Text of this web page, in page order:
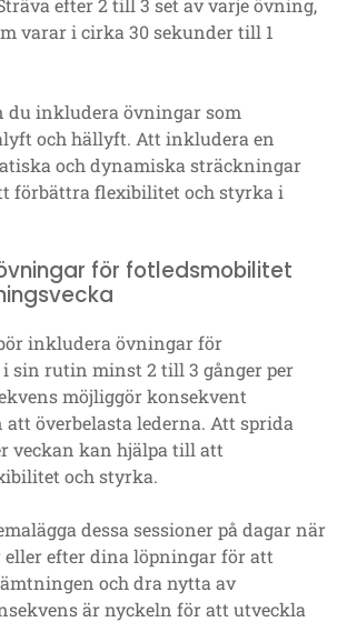
varar i cirka 30 sekunder till 1
du inkludera övningar som
och hällyft. Att inkludera en
och dynamiska sträckningar
förbättra flexibilitet och styrka i
för fotledsmobilitet
inkludera övningar för
sin rutin minst 2 till 3 gånger per
möjliggör konsekvent
överbelasta lederna. Att sprida
veckan kan hjälpa till att
och styrka.
dessa sessioner på dagar när
efter dina löpningar för att
och dra nytta av
är nyckeln för att utveckla